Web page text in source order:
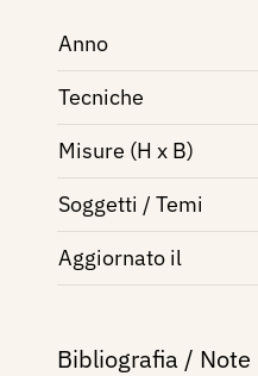
Anno
Tecniche
Misure (H x B)
Soggetti / Temi
Aggiornato il
Bibliografia / Note